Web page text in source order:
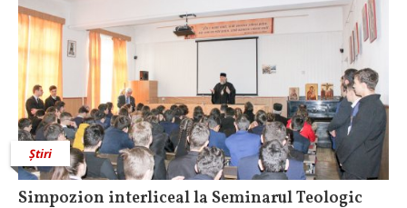
Știri
Simpozion interliceal la Seminarul Teologic